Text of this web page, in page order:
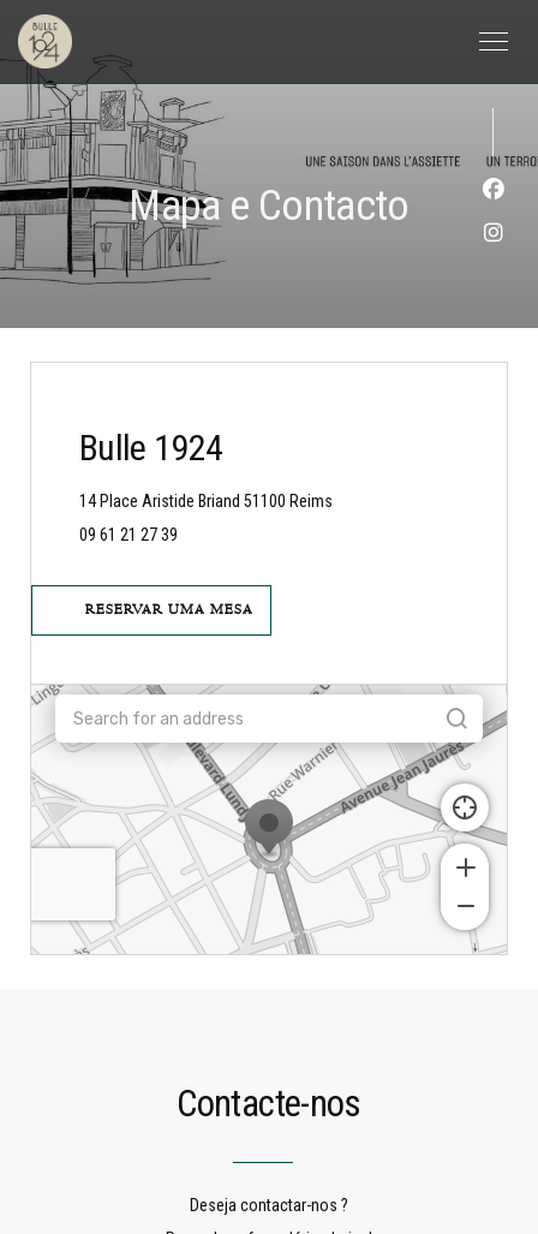
Mapa e Contacto
Bulle 1924
14 Place Aristide Briand 51100 Reims
09 61 21 27 39
RESERVAR UMA MESA
Contacte-nos
Deseja contactar-nos ?